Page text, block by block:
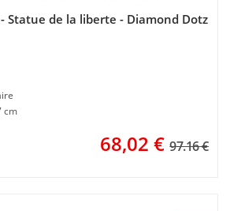
Statue de la liberte - Diamond Dotz
cm
68,02 € 97.16 €